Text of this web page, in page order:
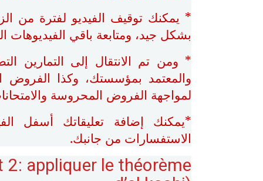
* يمكنك توقيف الفيديو لفترة من
بشكل جيد، ومتابعة باقي الفيديوهات
* ومن تم الانتقال إلى التمارين
والمعتمد بمؤسستك، وكذا الفروض
لمواجهة الفروض المحروسة
*يمكنك إضافة تعليقاتك أسفل
الاستفسارات من جانبك.
appliquer le théorème